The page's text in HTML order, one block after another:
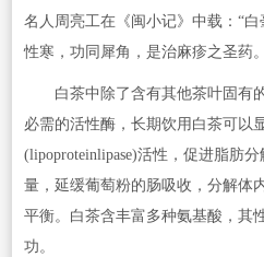
名人周亮工在《闽小记》中载：“
性寒，功同犀角，是治麻疹之圣药。
白茶中除了含有其他茶叶固有
必需的活性酶，长期饮用白茶可以
(lipoproteinlipase)活性，促进脂肪
量，延缓葡萄粉的肠吸收，分解体
平衡。白茶含丰富多种氨基酸，其
功。